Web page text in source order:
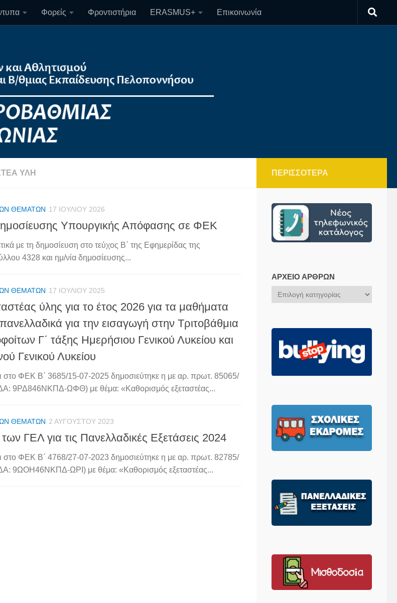
Φορείς Φροντιστήρια ERASMUS+ Επικοινωνία
ΎΛΗ
ΘΕΜΆΤΩΝ 17 ΙΟΥΛΊΟΥ 2026
Υπουργικής Απόφασης σε ΦΕΚ
με τη δημοσίευση στο τεύχος Β΄ της Εφημερίδας της
4328 και ημ/νία δημοσίευσης...
ΘΕΜΆΤΩΝ 17 ΙΟΥΛΊΟΥ 2025
ύλης για το έτος 2026 για τα μαθήματα
για την εισαγωγή στην Τριτοβάθμια
Γ΄ τάξης Ημερήσιου Γενικού Λυκείου και
Γενικού Λυκείου
στο ΦΕΚ Β΄ 3685/15-07-2025 δημοσιεύτηκε η με αρ. πρωτ. 85065/
9ΡΔ846ΝΚΠΔ-ΩΦΘ) με θέμα: «Καθορισμός εξεταστέας...
ΘΕΜΆΤΩΝ 2 ΑΥΓΟΎΣΤΟΥ 2023
ΓΕΛ για τις Πανελλαδικές Εξετάσεις 2024
στο ΦΕΚ Β΄ 4768/27-07-2023 δημοσιεύτηκε η με αρ. πρωτ. 82785/
9ΩΟΗ46ΝΚΠΔ-ΩΡΙ) με θέμα: «Καθορισμός εξεταστέας...
ΠΕΡΙΣΣΌΤΕΡΑ
ΑΡΧΕΊΟ ΆΡΘΡΩΝ
Αρχείο
Άρθρων